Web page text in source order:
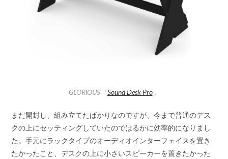
GLORiOUS「Sound Desk Pro」
まだ開封し、組み立てたばかりなのですが、今まで普通のデス
クの上にセッティングしていたのではるかに効率的になりまし
た。手元にラックタイプのオーディオインターフェイスを置き
たかったこと、デスクの上に小さいスピーカーを置きたかった